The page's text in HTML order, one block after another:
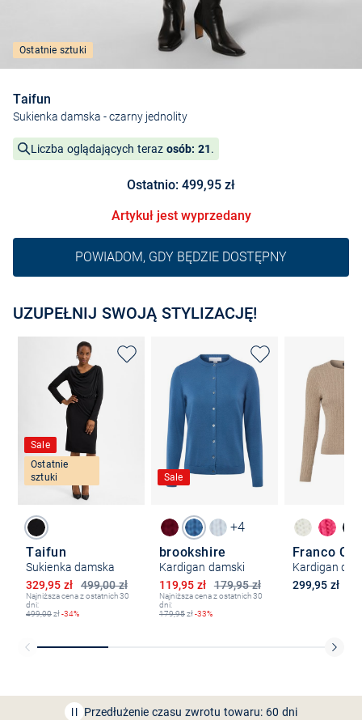
Ostatnie sztuki
Taifun
Sukienka damska - czarny jednolity
Liczba oglądających teraz osób: 21.
Ostatnio: 499,95 zł
Artykuł jest wyprzedany
POWIADOM, GDY BĘDZIE DOSTĘPNY
UZUPEŁNIJ SWOJĄ STYLIZACJĘ!
Sale
Ostatnie
sztuki
Taifun
Sukienka damska
499,00 zł
Obniżona cena
329,95 zł
Najniższa cena z ostatnich 30
dni:
499,00zł-34%
Sale
+4
brookshire
Kardigan damski
179,95 zł
Obniżona cena
119,95 zł
Najniższa cena z ostatnich 30
dni:
179,95zł-33%
Franco
Kardigan
299,95 zł
Przedłużenie czasu zwrotu towaru: 60 dni